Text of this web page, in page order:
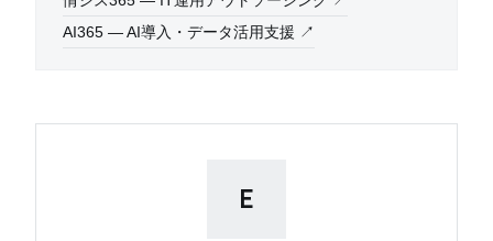
AI365 — AI導入・データ活用支援 ↗
E